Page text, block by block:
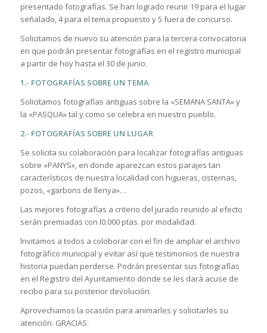
presentado fotografías. Se han logrado reunir 19 para el lugar
señalado, 4 para el tema propuesto y 5 fuera de concurso.
Solicitamos de nuevo su atención para la tercera convocatoria
en que podrán presentar fotografías en el registro municipal
a partir de hoy hasta el 30 de junio.
1.- FOTOGRAFÍAS SOBRE UN TEMA
Solicitamos fotografías antiguas sobre la «SEMANA SANTA» y
la «PASQUA» tal y como se celebra en nuestro pueblo.
2.- FOTOGRAFÍAS SOBRE UN LUGAR
Se solicita su colaboración para localizar fotografías antiguas
sobre «PANYS», en donde aparezcan estos parajes tan
característicos de nuestra localidad con higueras, cisternas,
pozos, «garbons de llenya»…
Las mejores fotografías a criterio del jurado reunido al efecto
serán premiadas con l0.000 ptas. por modalidad.
lnvitamos a todos a coloborar con el fin de ampliar el archivo
fotográfico municipal y evitar así que testimonios de nuestra
historia puedan perderse. Podrán presentar sus fotografías
en el Registro del Ayuntamiento donde se les dará acuse de
recibo para su posterior devolución.
Aprovechamos la ocasión para animarles y solicitarles su
atención. GRACIAS.